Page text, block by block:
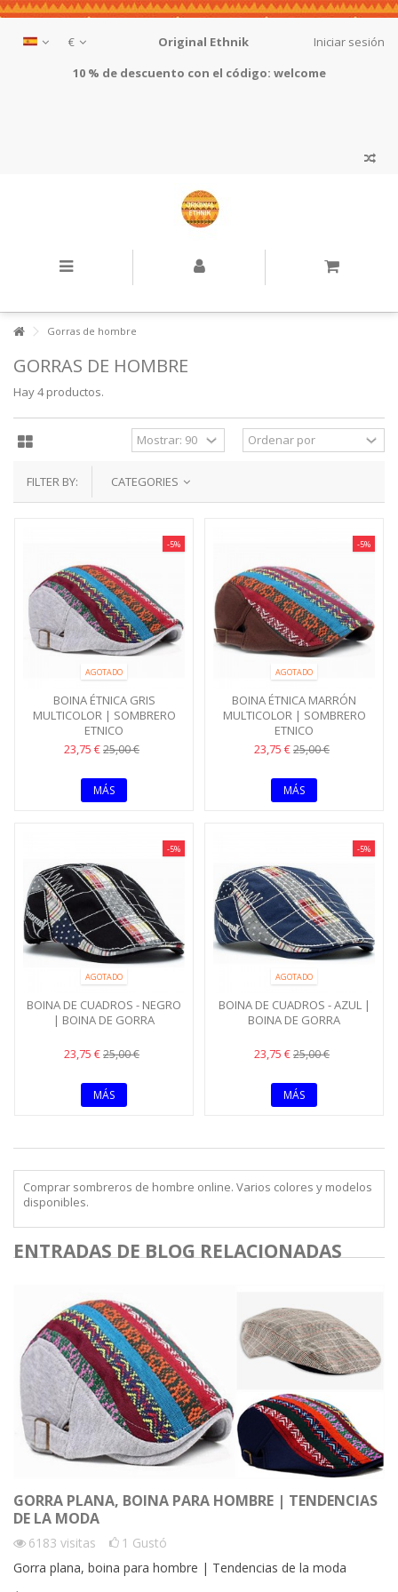
€ Iniciar sesión
Original Ethnik
10 % de descuento con el código: welcome
Gorras de hombre
GORRAS DE HOMBRE
Hay 4 productos.
FILTER BY: CATEGORIES
-5%
AGOTADO
BOINA ÉTNICA GRIS
MULTICOLOR | SOMBRERO
ETNICO
23,75 €25,00 €
MÁS
-5%
AGOTADO
BOINA ÉTNICA MARRÓN
MULTICOLOR | SOMBRERO
ETNICO
23,75 €25,00 €
MÁS
-5%
AGOTADO
BOINA DE CUADROS - NEGRO
| BOINA DE GORRA
23,75 €25,00 €
MÁS
-5%
AGOTADO
BOINA DE CUADROS - AZUL |
BOINA DE GORRA
23,75 €25,00 €
MÁS
Comprar sombreros de hombre online. Varios colores y modelos
disponibles.
ENTRADAS DE BLOG RELACIONADAS
GORRA PLANA, BOINA PARA HOMBRE | TENDENCIAS
DE LA MODA
6183 visitas 1 Gustó
Gorra plana, boina para hombre | Tendencias de la moda